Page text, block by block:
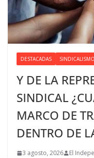
DESTACADAS SINDICALISMO
Y DE LA
SINDICAL
MARCO DE
DENTRO DE
3 agosto, 2026 El